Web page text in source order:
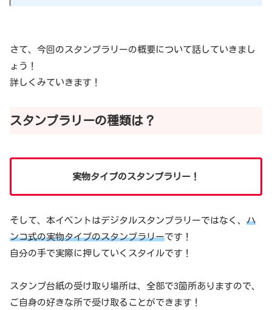
さて、今回のスタンプラリーの概要について話していきまし
ょう！
詳しくみていきます！
スタンプラリーの種類は？
実物タイプのスタンプラリー！
そして、本イベントはデジタルスタンプラリーではなく、 ハ
ンコ式の実物タイプのスタンプラリーです！
自分の手で実際に押していくスタイルです！
スタンプ台紙の受け取り場所は、全部で3箇所ありますので、
ご自身の好きな所で受け取ることができます！